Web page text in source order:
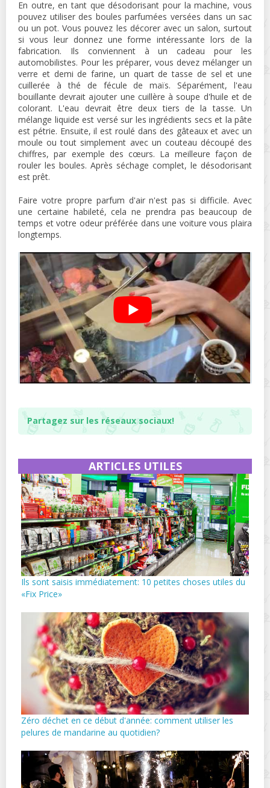
En outre, en tant que désodorisant pour la machine, vous
pouvez utiliser des boules parfumées versées dans un sac
ou un pot. Vous pouvez les décorer avec un salon, surtout
si vous leur donnez une forme intéressante lors de la
fabrication. Ils conviennent à un cadeau pour les
automobilistes. Pour les préparer, vous devez mélanger un
verre et demi de farine, un quart de tasse de sel et une
cuillerée à thé de fécule de maïs. Séparément, l'eau
bouillante devrait ajouter une cuillère à soupe d'huile et de
colorant. L'eau devrait être deux tiers de la tasse. Un
mélange liquide est versé sur les ingrédients secs et la pâte
est pétrie. Ensuite, il est roulé dans des gâteaux et avec un
moule ou tout simplement avec un couteau découpé des
chiffres, par exemple des cœurs. La meilleure façon de
rouler les boules. Après séchage complet, le désodorisant
est prêt.
Faire votre propre parfum d'air n'est pas si difficile. Avec
une certaine habileté, cela ne prendra pas beaucoup de
temps et votre odeur préférée dans une voiture vous plaira
longtemps.
Partagez sur les réseaux sociaux!
ARTICLES UTILES
Ils sont saisis immédiatement: 10 petites choses utiles du
«Fix Price»
Zéro déchet en ce début d'année: comment utiliser les
pelures de mandarine au quotidien?